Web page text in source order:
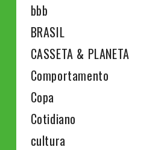
bbb
BRASIL
CASSETA & PLANETA
Comportamento
Copa
Cotidiano
cultura